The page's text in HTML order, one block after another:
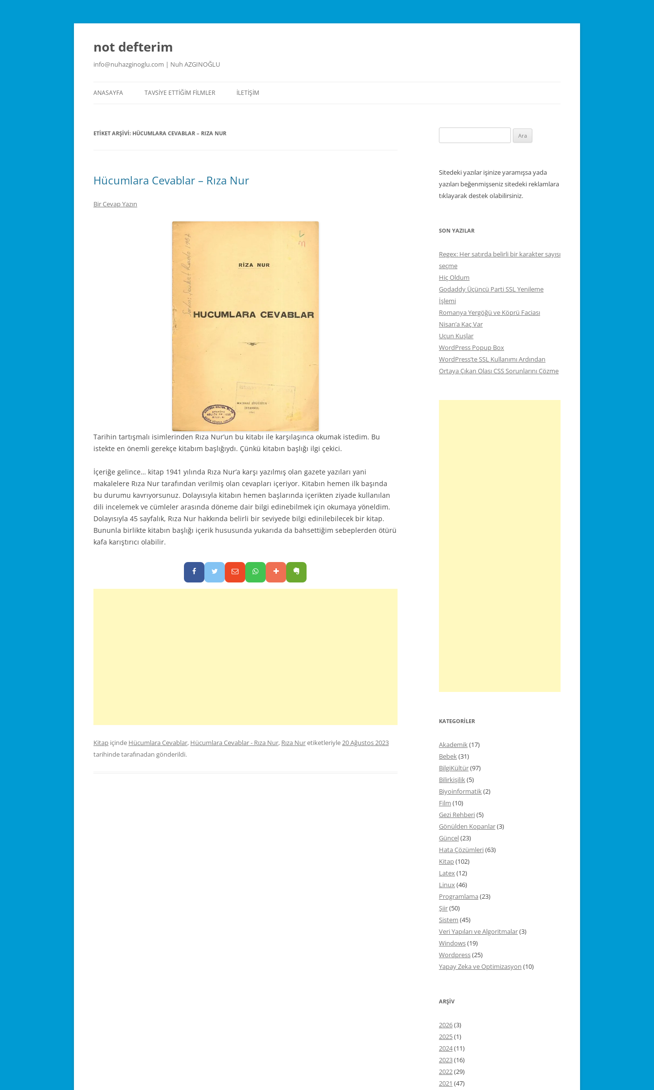
İçeriğe
not defterim
info@nuhazginoglu.com | Nuh AZGINOĞLU
ANASAYFA TAVSIYE ETTIĞIM FILMLER İLETIŞIM
ETIKET ARŞIVI: HÜCUMLARA CEVABLAR – RIZA NUR
Hücumlara Cevablar – Rıza Nur
Bir Cevap Yazın
Tarihin tartışmalı isimlerinden Rıza Nur’un bu kitabı ile karşılaşınca okumak istedim. Bu
istekte en önemli gerekçe kitabım başlığıydı. Çünkü kitabın başlığı ilgi çekici.
İçeriğe gelince… kitap 1941 yılında Rıza Nur’a karşı yazılmış olan gazete yazıları yani
makalelere Rıza Nur tarafından verilmiş olan cevapları içeriyor. Kitabın hemen ilk başında
bu durumu kavrıyorsunuz. Dolayısıyla kitabın hemen başlarında içerikten ziyade kullanılan
dili incelemek ve cümleler arasında döneme dair bilgi edinebilmek için okumaya yöneldim.
Dolayısıyla 45 sayfalık, Rıza Nur hakkında belirli bir seviyede bilgi edinilebilecek bir kitap.
Bununla birlikte kitabın başlığı içerik hususunda yukarıda da bahsettiğim sebeplerden ötürü
kafa karıştırıcı olabilir.
Kitap içinde Hücumlara Cevablar, Hücumlara Cevablar - Rıza Nur, Rıza Nuretiketleriyle20 Ağustos 2023
tarihindetarafınadan gönderildi.
Sitedeki yazılar işinize yaramışsa yada
yazıları beğenmişseniz sitedeki reklamlara
tıklayarak destek olabilirsiniz.
SON YAZILAR
Regex: Her satırda belirli bir karakter sayısı
seçme
Hiç Oldum
Godaddy Üçüncü Parti SSL Yenileme
İşlemi
Romanya Yergöğü ve Köprü Faciası
Nisan’a Kaç Var
Uçun Kuşlar
WordPress Popup Box
WordPress’te SSL Kullanımı Ardından
Ortaya Çıkan Olası CSS Sorunlarını Çözme
KATEGORILER
Akademik(17)
Bebek(31)
BilgiKültür(97)
Bilirkişilik(5)
Biyoinformatik(2)
Film (10)
Gezi Rehberi(5)
Gönülden Kopanlar(3)
Güncel(23)
Hata Çözümleri(63)
Kitap(102)
Latex(12)
Linux(46)
Programlama (23)
Şiir(50)
Sistem (45)
Veri Yapıları ve Algoritmalar(3)
Windows(19)
Wordpress(25)
Yapay Zeka ve Optimizasyon (10)
ARŞIV
2026(3)
2025(1)
2024(11)
2023(16)
2022(29)
2021 (47)